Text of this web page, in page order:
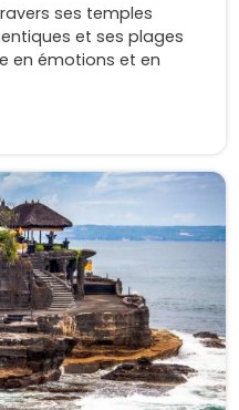
ses temples
et ses plages
en émotions et en